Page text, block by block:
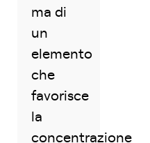
ma di
un
elemento
che
favorisce
la
concentrazione